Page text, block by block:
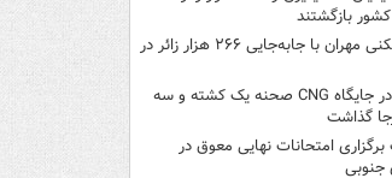
بازگشتند
رکوردشکنی مهران با جابه‌جایی ۲۶۶ هزار زائر در
انفجار در جایگاه CNG صحنه یک کشته و سه
گذاشت
برگزاری امتحانات نهایی معوق در
جنوبی